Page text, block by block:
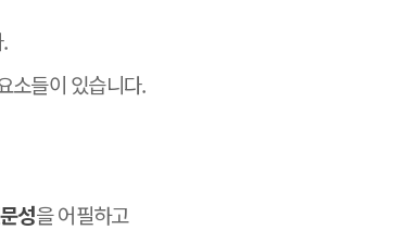
소들이 있습니다.
성을 어필하고